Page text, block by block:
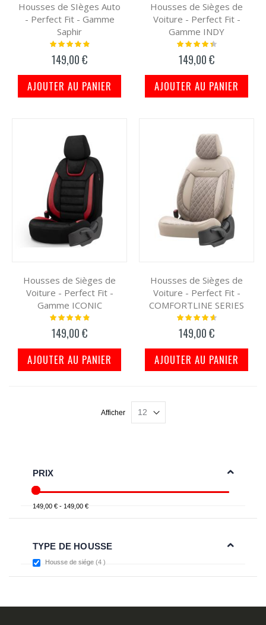
Housses de SIèges Auto
- Perfect Fit - Gamme
Saphir
Notation:
149,00 €
AJOUTER AU PANIER
Housses de Sièges de
Voiture - Perfect Fit -
Gamme INDY
Notation:
149,00 €
AJOUTER AU PANIER
Housses de Sièges de
Voiture - Perfect Fit -
Gamme ICONIC
Notation:
149,00 €
AJOUTER AU PANIER
Housses de Sièges de
Voiture - Perfect Fit -
COMFORTLINE SERIES
Notation:
149,00 €
AJOUTER AU PANIER
Afficher
PRIX
149,00 € - 149,00 €
TYPE DE HOUSSE
Housse de siége 4 items